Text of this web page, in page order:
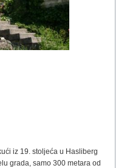
iz 19. stoljeća u Hasliberg
grada, samo 300 metara od